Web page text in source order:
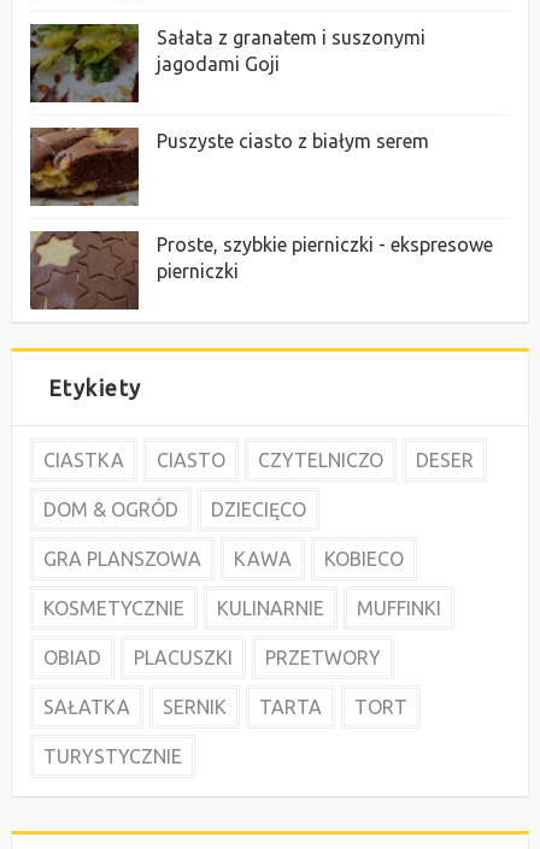
Sałata z granatem i suszonymi
jagodami Goji
Puszyste ciasto z białym serem
Proste, szybkie pierniczki - ekspresowe
pierniczki
Etykiety
CIASTKA CIASTO CZYTELNICZO DESER
DOM & OGRÓD DZIECIĘCO
GRA PLANSZOWA KAWA KOBIECO
KOSMETYCZNIE KULINARNIE MUFFINKI
OBIAD PLACUSZKI PRZETWORY
SAŁATKA SERNIK TARTA TORT
TURYSTYCZNIE